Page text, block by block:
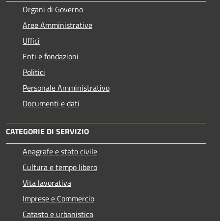
Organi di Governo
Aree Amministrative
Uffici
Enti e fondazioni
Politici
Personale Amministrativo
Documenti e dati
CATEGORIE DI SERVIZIO
Anagrafe e stato civile
Cultura e tempo libero
Vita lavorativa
Imprese e Commercio
Catasto e urbanistica